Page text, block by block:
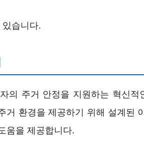
습니다.
의 주거 안정을 지원하는 혁신적
거 환경을 제공하기 위해 설계된
움을 제공합니다.